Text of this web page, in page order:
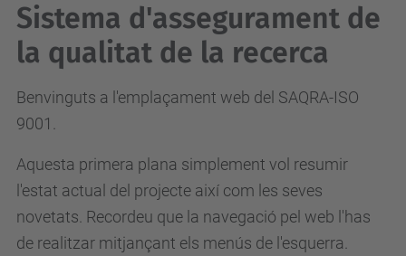
Sistema d'assegurament de
la qualitat de la recerca
Benvinguts a l'emplaçament web del SAQRA-ISO
9001
Aquesta primera plana simplement vol resumir
l'estat actual del projecte així com les seves
novetats. Recordeu que la navegació pel web l'has
de realitzar mitjançant els menús de l'esquerra.